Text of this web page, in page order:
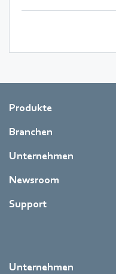
Produkte
Branchen
Unternehmen
Newsroom
Support
Unternehmen